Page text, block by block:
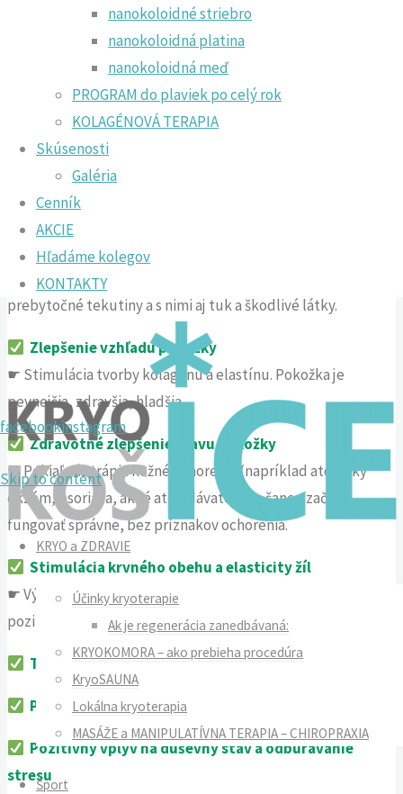
nanokoloidné striebro
nanokoloidná platina
nanokoloidná meď
PROGRAM do plaviek po celý rok
KOLAGÉNOVÁ TERAPIA
Skúsenosti
Galéria
Cenník
AKCIE
Hľadáme kolegov
KONTAKTY
facebookinstagram
Skip to content
KRYO a ZDRAVIE
Účinky kryoterapie
Ak je regenerácia zanedbávaná:
KRYOKOMORA – ako prebieha procedúra
KryoSAUNA
Lokálna kryoterapia
MASÁŽE a MANIPULATÍVNA TERAPIA – CHIROPRAXIA
Šport
„Sen, ktorý snívaš sama/sám, je len snom.
Sen, ktorý snívaš spolu s niekým, je realitou.“
„A dream you dream alone is only a dream. A
dream you dream together is reality.“
John Lennon
… Čiže, spolu s nami budú
omnoho ľahšie
Redukcia celulitídy
☛ Stimuláciou lymfatického obehu sa z tela uvoľňujú
prebytočné tekutiny a s nimi aj tuk a škodlivé látky.
Zlepšenie vzhľadu pokožky
☛ Stimulácia tvorby kolagénu a elastínu. Pokožka je
pevnejšia, zdravšia, hladšia.
Zdravotné zlepšenie stavu pokožky
☛ Pokiaľ vás trápia kožné ochorenia (napríklad atopický
ekzém, psoriáza, akné atď.) dávate telu šancu začať
fungovať správne, bez príznakov ochorenia.
Stimulácia krvného obehu a elasticity žíl
☛ Výborná prevencia pred kôrnatením žíl, kryoterapia
pozitívne vplýva i na kŕčové žily
Tvarovanie tela
Prírodná a neinvazívna metóda
Pozitívny vplyv na duševný stav a odbúravanie
stresu